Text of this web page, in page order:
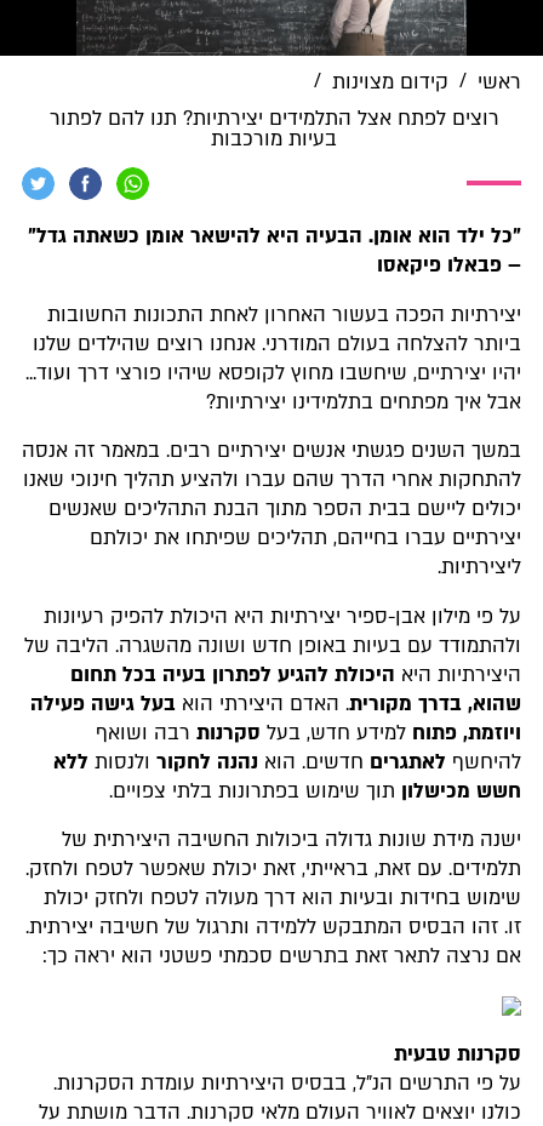
ראשי / קידום מצוינות /
רוצים לפתח אצל התלמידים יצירתיות? תנו להם לפתור
בעיות מורכבות
"כל ילד הוא אומן. הבעיה היא להישאר אומן כשאתה גדל"
– פבאלו פיקאסו
יצירתיות הפכה בעשור האחרון לאחת התכונות החשובות
ביותר להצלחה בעולם המודרני. אנחנו רוצים שהילדים שלנו
יהיו יצירתיים, שיחשבו מחוץ לקופסא שיהיו פורצי דרך ועוד...
אבל איך מפתחים בתלמידינו יצירתיות?
במשך השנים פגשתי אנשים יצירתיים רבים. במאמר זה אנסה
להתחקות אחרי הדרך שהם עברו ולהציע תהליך חינוכי שאנו
יכולים ליישם בבית הספר מתוך הבנת התהליכים שאנשים
יצירתיים עברו בחייהם, תהליכים שפיתחו את יכולתם
ליצירתיות.
על פי מילון אבן-ספיר יצירתיות היא היכולת להפיק רעיונות
ולהתמודד עם בעיות באופן חדש ושונה מהשגרה. הליבה של
היצירתיות היא היכולת להגיע לפתרון בעיה בכל תחום
שהוא, בדרך מקורית. האדם היצירתי הוא בעל גישה פעילה
ויוזמת, פתוח למידע חדש, בעל סקרנותרבה ושואף
להיחשף לאתגרים חדשים. הוא נהנה לחקורולנסות ללא
חשש מכישלון תוך שימוש בפתרונות בלתי צפויים.
ישנה מידת שונות גדולה ביכולות החשיבה היצירתית של
תלמידים. עם זאת, בראייתי, זאת יכולת שאפשר לטפח ולחזק.
שימוש בחידות ובעיות הוא דרך מעולה לטפח ולחזק יכולת
זו. זהו הבסיס המתבקש ללמידה ותרגול של חשיבה יצירתית.
אם נרצה לתאר זאת בתרשים סכמתי פשטני הוא יראה כך:
סקרנות טבעית
על פי התרשים הנ"ל, בבסיס היצירתיות עומדת הסקרנות.
כולנו יוצאים לאוויר העולם מלאי סקרנות. הדבר מושתת על